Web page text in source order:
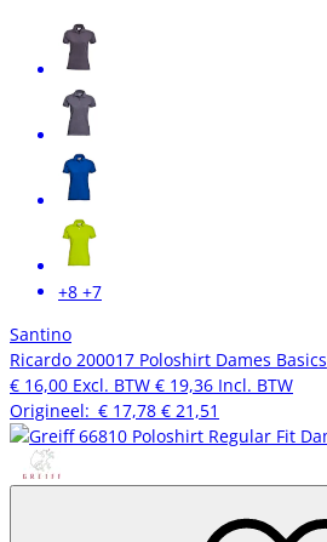
+8 +7
Santino
Ricardo 200017 Poloshirt Dames Basics
€ 16,00 Excl. BTW € 19,36 Incl. BTW
Origineel: € 17,78 € 21,51